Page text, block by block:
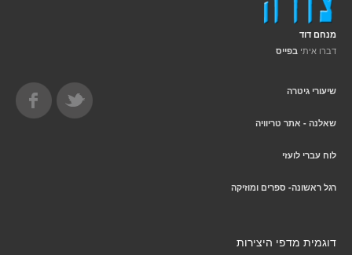
מנחם דוד
דברו איתי בפייס
שיעורי גיטרה
שאלנה - אתר טריוויה
לוח עברי לועזי
רגל ראשונה- ספרים ומוזיקה
דוגמית מדפי היצירות